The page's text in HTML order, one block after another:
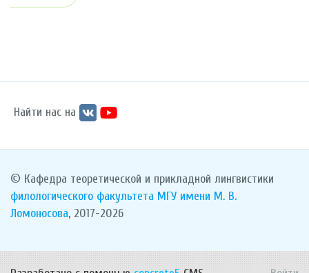
Найти нас на
© Кафедра теоретической и прикладной лингвистики
филологического факультета МГУ имени М. В.
Ломоносова, 2017-2026